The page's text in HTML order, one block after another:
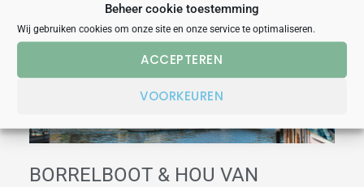
Beheer cookie toestemming
Wij gebruiken cookies om onze site en onze service te optimaliseren.
ACCEPTEREN
VOORKEUREN
BORRELBOOT & HOU VAN
&
Hou
Leiden